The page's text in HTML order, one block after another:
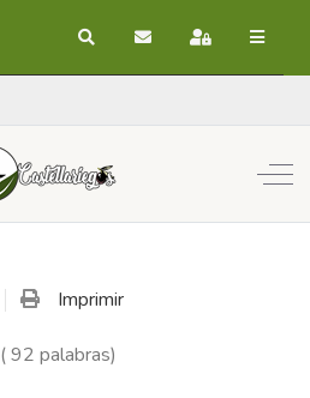
BuscarSuscribirse a las
Registrarse
Imprimir
( 92 palabras)